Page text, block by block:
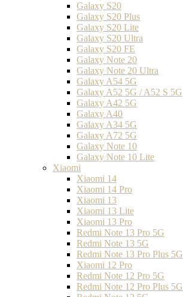
Galaxy S20
Galaxy S20 Plus
Galaxy S20 Lite
Galaxy S20 Ultra
Galaxy S20 FE
Galaxy Note 20
Galaxy Note 20 Ultra
Galaxy A54 5G
Galaxy A52 5G / A52 S 5G
Galaxy A42 5G
Galaxy A40
Galaxy A34 5G
Galaxy A72 5G
Galaxy Note 10
Galaxy Note 10 Lite
Xiaomi
Xiaomi 14
Xiaomi 14 Pro
Xiaomi 13
Xiaomi 13 Lite
Xiaomi 13 Pro
Redmi Note 13 Pro 5G
Redmi Note 13 5G
Redmi Note 13 Pro Plus 5G
Xiaomi 12 Pro
Redmi Note 12 Pro 5G
Redmi Note 12 Pro Plus 5G